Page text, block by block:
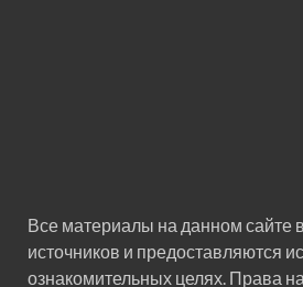
Все материалы на данном сайте
источников и предоставляются
ознакомительных целях. Права